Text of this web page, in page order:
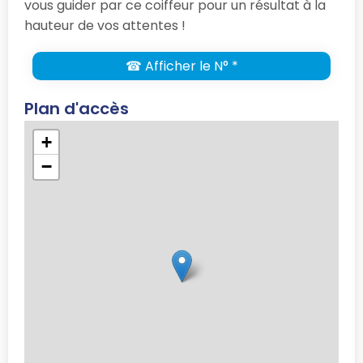
vous guider par ce coiffeur pour un résultat à la
hauteur de vos attentes !
☎ Afficher le N° *
Plan d'accès
+
−